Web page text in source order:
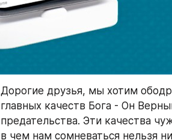
Дорогие друзья, мы хотим
главных качеств Бога - Он
предательства. Эти качества
в чем нам сомневаться нельзя